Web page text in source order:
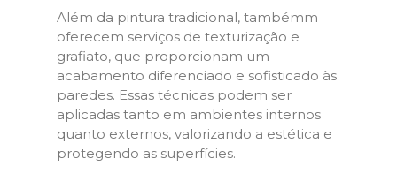
Além da pintura tradicional, tambémm
oferecem serviços de texturização e
grafiato, que proporcionam um
acabamento diferenciado e sofisticado às
paredes. Essas técnicas podem ser
aplicadas tanto em ambientes internos
quanto externos, valorizando a estética e
protegendo as superfícies.